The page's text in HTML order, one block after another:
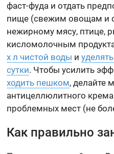
фаст-фуда и отдать
пище (свежим овощам и
нежирному мясу, птице,
кисломолочным
х л чистой воды и
сутки. Чтобы усилить
ходить пешком, делайте
антицеллюлитного
проблемных мест (не
Как правильно